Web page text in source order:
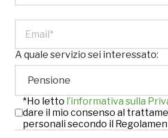
A quale servizio sei interessato:
*Ho letto l’informativa sulla
dare il mio consenso al
personali secondo il